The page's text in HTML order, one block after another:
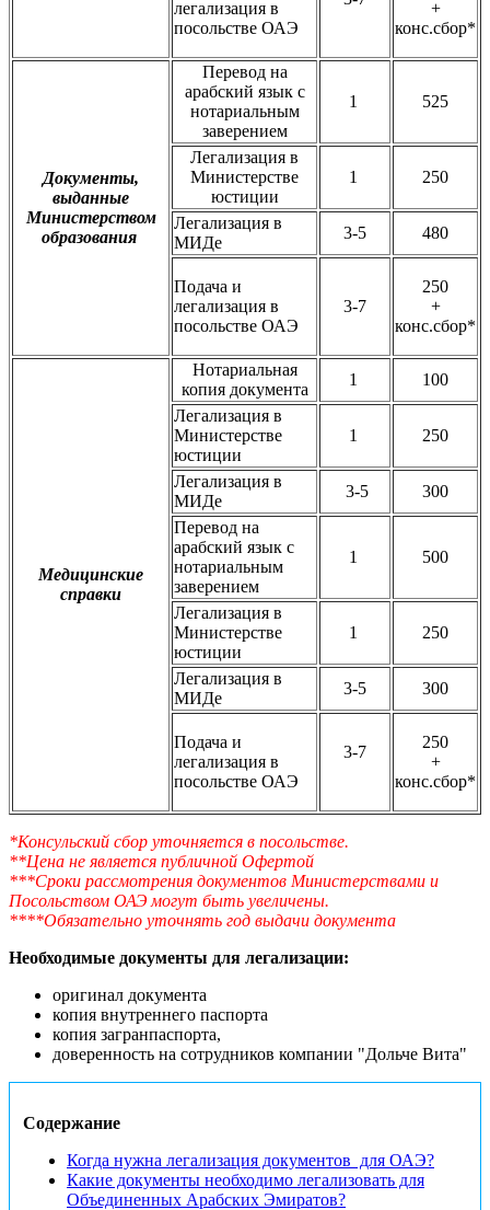
легализация в
посольстве ОАЭ
+
конс.сбор*
Документы,
выданные
Министерством
образования
Перевод на
арабский язык с
нотариальным
заверением
1 525
Легализация в
Министерстве
юстиции
1 250
Легализация в
МИДе
3-5 480
Подача и
легализация в
посольстве ОАЭ
3-7
250
+
конс.сбор*
Медицинские
справки
Нотариальная
копия документа
1
100
Легализация в
Министерстве
юстиции
1 250
Легализация в
МИДе
3-5
300
Перевод на
арабский язык с
нотариальным
заверением
1 500
Легализация в
Министерстве
юстиции
1 250
Легализация в
МИДе
3-5 300
Подача и
легализация в
посольстве ОАЭ
3-7
250
+
конс.сбор*
*Консульский сбор уточняется в посольстве.
**Цена не является публичной Офертой
***Сроки рассмотрения документов Министерствами и
Посольством ОАЭ могут быть увеличены.
****Обязательно уточнять год выдачи документа
Необходимые документы для легализации:
оригинал документа
копия внутреннего паспорта
копия загранпаспорта,
доверенность на сотрудников компании "Дольче Вита"
Содержание
Когда нужна легализация документов для ОАЭ?
Какие документы необходимо легализовать для
Объединенных Арабских Эмиратов?